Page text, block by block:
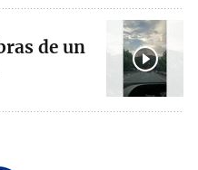
de un